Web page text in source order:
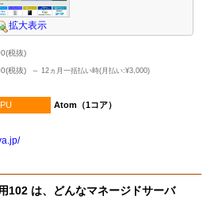
拡大表示
(税抜)
(税抜) ～ 12ヵ月一括払い時(月払い:¥3,000)
Atom（1コア）
102 は、どんなマネージドサーバ